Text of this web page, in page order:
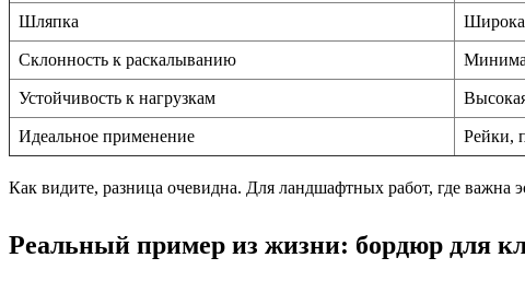
Шляпка
Склонность к раскалыванию
Устойчивость к нагрузкам
Идеальное применение Рейки,
Как видите, разница очевидна. Для ландшафтных работ, где важна
Реальный пример из жизни: бордюр для